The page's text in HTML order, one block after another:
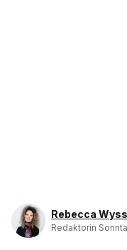
Rebecca Wyss
Redaktorin